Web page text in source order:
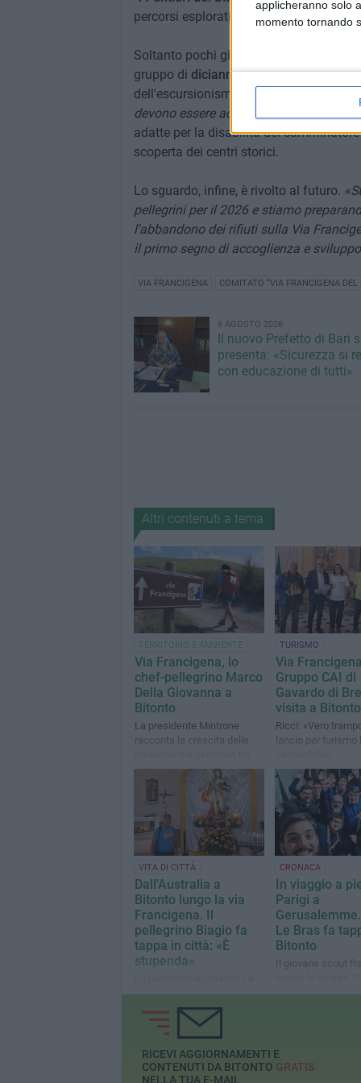
applicheranno solo
momento tornando
percorsi esplorativi ed esperienziali.
Soltanto pochi giorni fa, inoltre, in
gruppo di diciannove camminatori del
dell'escursionismo adattato, i quali si
devono essere accessibili a tutti»
. Per
adatte per la disabilità del
scoperta dei centri storici.
Lo sguardo, infine, è rivolto al futuro.
pellegrini per il 2026 e stiamo
l'abbandono dei rifiuti sulla Via
il primo segno di accoglienza e
VIA FRANCIGENA COMITATO “VIA FRANCIGENA DEL
6 AGOSTO 2026
Il nuovo Prefetto di Bari
presenta: «Sicurezza si
con educazione di tutti»
Altri contenuti a tema
TERRITORIO E AMBIENTE
Via Francigena, lo
chef-pellegrino Marco
Della Giovanna a
Bitonto
La presidente Mintrone
racconta la crescita delle
fede e natura
TURISMO
Via
Gruppo CAI di
Gavardo di
visita a Bitonto
Ricci: «Vero
lancio per turismo
VITA DI CITTÀ
Dall'Australia a
Bitonto lungo la via
Francigena. Il
pellegrino Biagio fa
tappa in città: «È
stupenda»
stato accolto dal Comitato
Via Francigena del sud
Corato-Bitonto
CRONACA
In viaggio a
Parigi a
Le Bras fa
Bitonto
Il giovane scout
partito lo scorso
dalla capitale
RICEVI AGGIORNAMENTI E
CONTENUTI DA BITONTO GRATIS
NELLA TUA E-MAIL